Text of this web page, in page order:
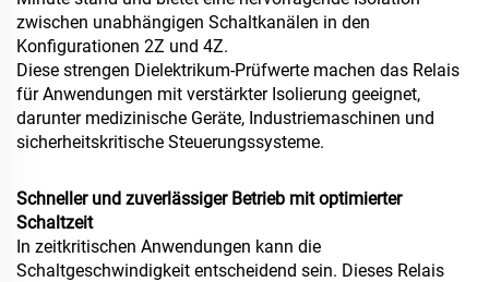
zwischen unabhängigen Schaltkanälen in den
Konfigurationen 2Z und 4Z.
Diese strengen Dielektrikum-Prüfwerte machen das Relais
für Anwendungen mit verstärkter Isolierung geeignet,
darunter medizinische Geräte, Industriemaschinen und
sicherheitskritische Steuerungssysteme.
Schneller und zuverlässiger Betrieb mit optimierter
Schaltzeit
In zeitkritischen Anwendungen kann die
Schaltgeschwindigkeit entscheidend sein. Dieses Relais